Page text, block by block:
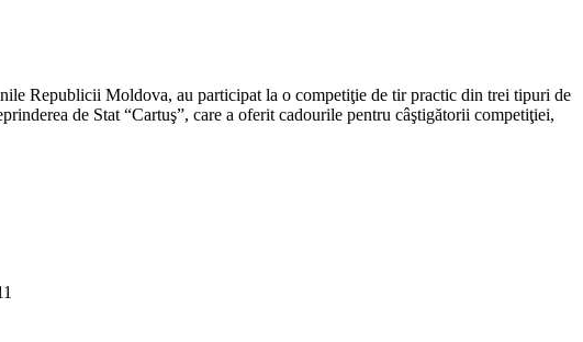
Republicii Moldova, au participat la o competiţie de tir practic din trei tipuri de
de Stat “Cartuş”, care a oferit cadourile pentru câştigătorii competiţiei,